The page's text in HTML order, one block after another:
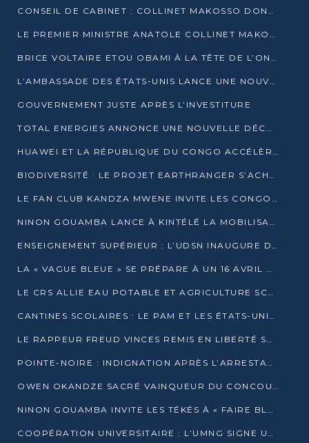
CONSEIL DE CABINET : COLLINET MAKOSSO DONNE SES DERNIÈRES ORIENTATIONS
LE PREMIER MINISTRE ANATOLE COLLINET MAKOSSO DÉMISSIONNE AVEC SON GOUVERNEMENT
BRICE VOLTAIRE ETOU OBAMI À LA TÊTE DE L’ONEC-C POUR TROIS ANS
L’AMBASSADE DES ÉTATS-UNIS LANCE UNE NOUVELLE COHORTE DU PROGRAMME ACCESS MICRO-SCHOLARSHIP
GOUVERNEMENT JUSTE APRÈS L’INVESTITURE
TOTAL ENERGIES ANNONCE UNE NOUVELLE DÉCOUVERTE D’HYDROCARBURES SUR LE PERMIS MOHO AU LARGE DU CONGO
HUAWEI ET LA RÉPUBLIQUE DU CONGO ACCÉLÈRENT LEUR PARTENARIAT
BIODIVERSITÉ : LE PROJET EARTHRANGER S’ACHÈVE, MAIS LES DÉFIS DEMEURENT
LE FAN CLUB KANDZA MWENE INVITE LES CONGOLAIS À UNE FORTE AFFLUENCE AU STADE DE KINTÉLÉ
NINON GOUAMBA LANCE À KINTÉLÉ LA MOBILISATION POUR L’INVESTITURE DR DSN
ENSEIGNEMENT SUPÉRIEUR : L’UDSN INAUGURE DES LABORATOIRES POUR BOOSTER LA FORMATION PRATIQUE
LA « VAGUE BLEUE » SE PRÉPARE À UN 16 AVRIL HISTORIQUE
LE CRS ALLIE EAU POTABLE ET AGRICULTURE SCOLAIRE AU CŒUR DE LA TRANSFORMATION DES ÉCOLES RURALES
CANTINES SCOLAIRES : LE PAM ET LES ÉTATS-UNIS AU CONTACT DES ÉCOLIERS DE KINKALA
LE RAPPEUR FREUD VINCES REMIS EN LIBERTÉ SOUS PRESSION MÉDIATIQUE
POINTE-NOIRE : INDIGNATION APRÈS L’ARRESTATION DU RAPPEUR FREUD VINCES
OWEN OKANDZE SACRÉ VAINQUEUR DU CONCOURS SLAM POUR LA VIE
NINON GOUAMBA INVITE LES TÉKÉS À « FAIRE BLOC » POUR PESER DANS LE DÉBAT NATIONAL
COOPÉRATION UNIVERSITAIRE : L’UMNG SIGNE UN ACCORD STRATÉGIQUE AVEC L’UNIVERSITÉ HAINAN EN CHINE